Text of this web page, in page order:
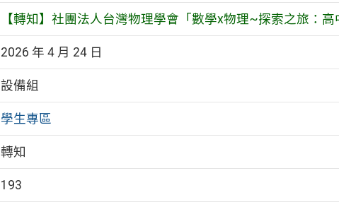
【轉知】社團法人台灣物理學會「數學x物理~探索之旅：
2026 年 4 月 24 日
設備組
學生專區
轉知
193